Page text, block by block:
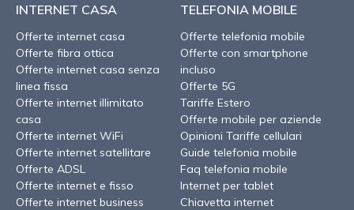
INTERNET CASA
Offerte internet casa
Offerte fibra ottica
Offerte internet casa senza
linea fissa
Offerte internet illimitato
casa
Offerte internet WiFi
Offerte internet satellitare
Offerte ADSL
Offerte internet e fisso
Offerte internet business
TELEFONIA MOBILE
Offerte telefonia mobile
Offerte con smartphone
incluso
Offerte 5G
Tariffe Estero
Offerte mobile per aziende
Opinioni Tariffe cellulari
Guide telefonia mobile
Faq telefonia mobile
Internet per tablet
Chiavetta internet